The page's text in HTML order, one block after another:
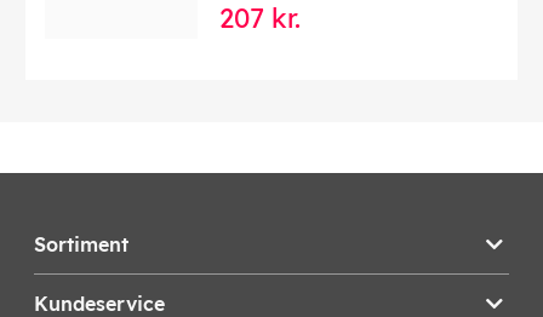
207 kr.
Sortiment
Kundeservice